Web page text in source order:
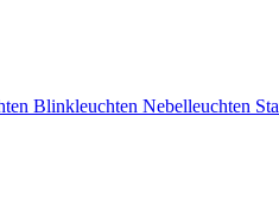
Blinkleuchten Nebelleuchten